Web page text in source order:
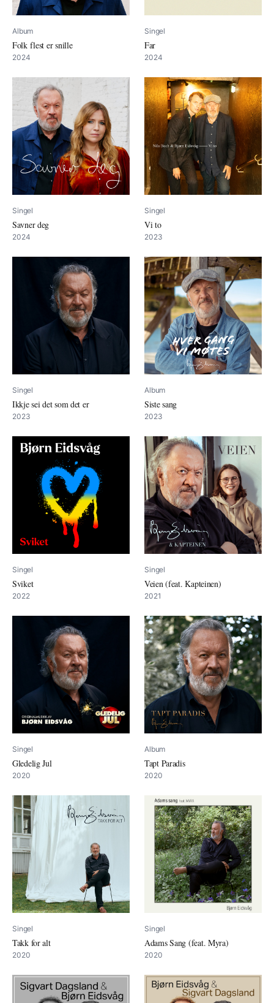
Album
Folk flest er snille
2024
Singel
Far
2024
Singel
Savner deg
2024
Singel
Vi to
2023
Singel
Ikkje sei det som det er
2023
Album
Siste sang
2023
Singel
Sviket
2022
Singel
Veien (feat. Kapteinen)
2021
Singel
Gledelig Jul
2020
Album
Tapt Paradis
2020
Singel
Takk for alt
2020
Singel
Adams Sang (feat. Myra)
2020